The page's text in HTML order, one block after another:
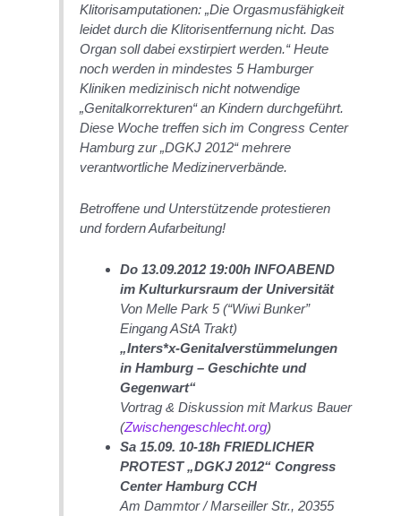
Klitorisamputationen: „Die Orgasmusfähigkeit
leidet durch die Klitorisentfernung nicht. Das
Organ soll dabei exstirpiert werden.“ Heute
noch werden in mindestes 5 Hamburger
Kliniken medizinisch nicht notwendige
„Genitalkorrekturen“ an Kindern durchgeführt.
Diese Woche treffen sich im Congress Center
Hamburg zur „DGKJ 2012“ mehrere
verantwortliche Medizinerverbände.
Betroffene und Unterstützende protestieren
und fordern Aufarbeitung!
Do 13.09.2012 19:00h INFOABEND
im Kulturkursraum der Universität
Von Melle Park 5 (“Wiwi Bunker”
Eingang AStA Trakt)
„Inters*x-Genitalverstümmelungen
in Hamburg – Geschichte und
Gegenwart“
Vortrag & Diskussion mit Markus Bauer
(Zwischengeschlecht.org)
Sa 15.09. 10-18h FRIEDLICHER
PROTEST „DGKJ 2012“ Congress
Center Hamburg CCH
Am Dammtor / Marseiller Str., 20355